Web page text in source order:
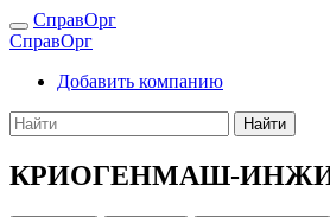
СправОрг
СправОрг
Добавить компанию
Найти
КРИОГЕНМАШ-